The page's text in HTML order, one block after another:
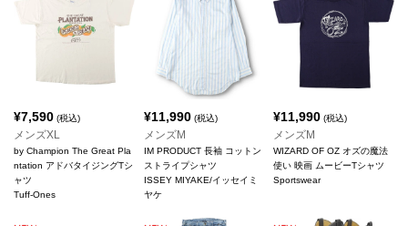
¥7,590 (税込)
メンズXL
by Champion The Great Pla
ntation アドバタイジングTシ
ャツ
Tuff-Ones
¥11,990(税込)
メンズM
IM PRODUCT 長袖 コットン
ストライプシャツ
ISSEY MIYAKE/イッセイミ
ヤケ
¥11,990 (税込)
メンズM
WIZARD OF OZ オズの魔法
使い 映画 ムービーTシャツ
Sportswear